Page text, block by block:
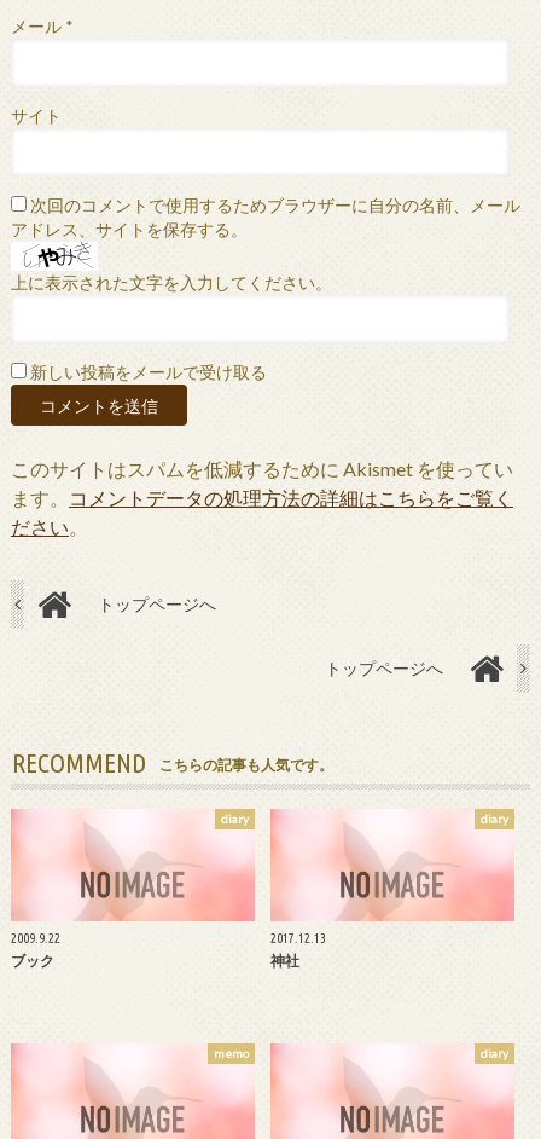
メール *
サイト
次回のコメントで使用するためブラウザーに自分の名前、メール
アドレス、サイトを保存する。
上に表示された文字を入力してください。
新しい投稿をメールで受け取る
このサイトはスパムを低減するために Akismet を使ってい
ます。
コメントデータの処理方法の詳細はこちらをご覧く
ださい。
トップページへ
トップページへ
RECOMMEND こちらの記事も人気です。
diary
2009.9.22
ブック
diary
2017.12.13
神社
memo diary